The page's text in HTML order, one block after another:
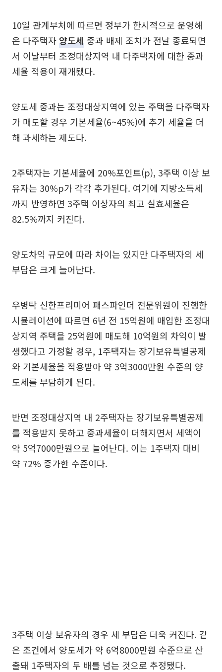
10일 관계부처에 따르면 정부가 한시적으로 운영해
온 다주택자양도세 중과 배제 조치가 전날 종료되면
서 이날부터 조정대상지역 내 다주택자에 대한 중과
세율 적용이 재개됐다.
양도세 중과는 조정대상지역에 있는 주택을 다주택자
가 매도할 경우 기본세율(6~45%)에 추가 세율을 더
해 과세하는 제도다.
2주택자는 기본세율에 20%포인트(p), 3주택 이상 보
유자는 30%p가 각각 추가된다. 여기에 지방소득세
까지 반영하면 3주택 이상자의 최고 실효세율은
82.5%까지 커진다.
양도차익 규모에 따라 차이는 있지만 다주택자의 세
부담은 크게 늘어난다.
우병탁 신한프리미어 패스파인더 전문위원이 진행한
시뮬레이션에 따르면 6년 전 15억원에 매입한 조정대
상지역 주택을 25억원에 매도해 10억원의 차익이 발
생했다고 가정할 경우, 1주택자는 장기보유특별공제
와 기본세율을 적용받아 약 3억3000만원 수준의 양
도세를 부담하게 된다.
반면 조정대상지역 내 2주택자는 장기보유특별공제
를 적용받지 못하고 중과세율이 더해지면서 세액이
약 5억7000만원으로 늘어난다. 이는 1주택자 대비
약 72% 증가한 수준이다.
3주택 이상 보유자의 경우 세 부담은 더욱 커진다. 같
은 조건에서 양도세가 약 6억8000만원 수준으로 산
출돼 1주택자의 두 배를 넘는 것으로 추정됐다.